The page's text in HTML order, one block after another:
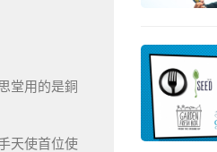
堂用的是銅
天使首位使